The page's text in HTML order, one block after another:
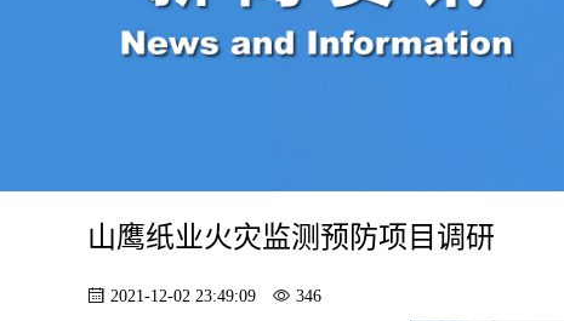
山鹰纸业火灾监测预防项目调研
2021-12-02 23:49:09 346